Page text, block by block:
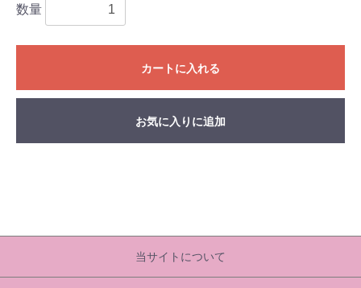
数量
カートに入れる
お気に入りに追加
当サイトについて